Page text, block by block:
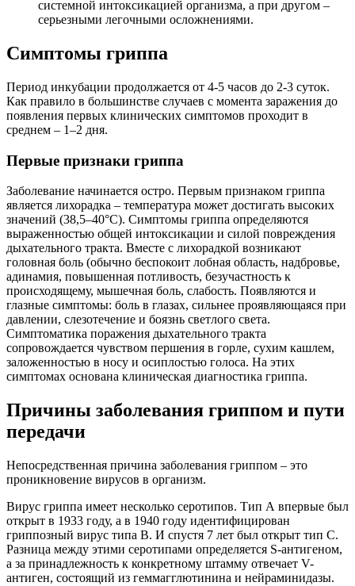
системной интоксикацией организма, а при другом –
серьезными легочными осложнениями.
Симптомы гриппа
Период инкубации продолжается от 4-5 часов до 2-3 суток.
Как правило в большинстве случаев с момента заражения до
появления первых клинических симптомов проходит в
среднем – 1–2 дня.
Первые признаки гриппа
Заболевание начинается остро. Первым признаком гриппа
является лихорадка – температура может достигать высоких
значений (38,5–40°С). Симптомы гриппа определяются
выраженностью общей интоксикации и силой повреждения
дыхательного тракта. Вместе с лихорадкой возникают
головная боль (обычно беспокоит лобная область, надбровье,
адинамия, повышенная потливость, безучастность к
происходящему, мышечная боль, слабость. Появляются и
глазные симптомы: боль в глазах, сильнее проявляющаяся при
давлении, слезотечение и боязнь светлого света.
Симптоматика поражения дыхательного тракта
сопровождается чувством першения в горле, сухим кашлем,
заложенностью в носу и осиплостью голоса. На этих
симптомах основана клиническая диагностика гриппа.
Причины заболевания гриппом и пути
передачи
Непосредственная причина заболевания гриппом – это
проникновение вирусов в организм.
Вирус гриппа имеет несколько серотипов. Тип А впервые был
открыт в 1933 году, а в 1940 году идентифицирован
гриппозный вирус типа В. И спустя 7 лет был открыт тип С.
Разница между этими серотипами определяется S-антигеном,
а за принадлежность к конкретному штамму отвечает V-
антиген, состоящий из геммагглютинина и нейраминидазы.